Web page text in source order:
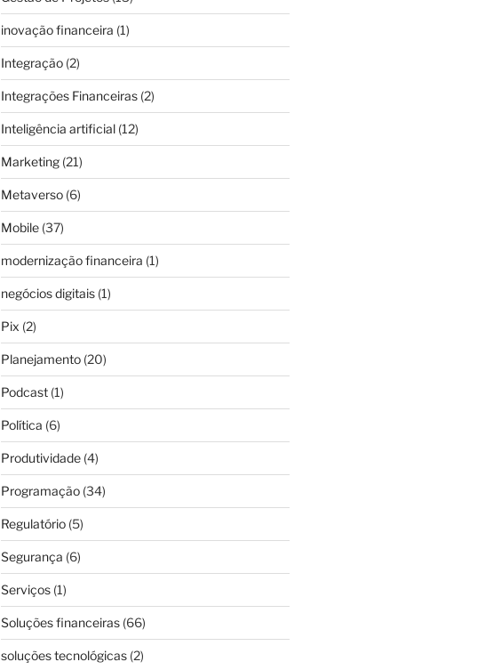
inovação financeira (1)
Integração(2)
Integrações Financeiras(2)
Inteligência artificial(12)
Marketing(21)
Metaverso(6)
Mobile(37)
modernização financeira (1)
negócios digitais(1)
Pix (2)
Planejamento(20)
Podcast(1)
Política (6)
Produtividade(4)
Programação(34)
Regulatório(5)
Segurança (6)
Serviços(1)
Soluções financeiras(66)
soluções tecnológicas(2)